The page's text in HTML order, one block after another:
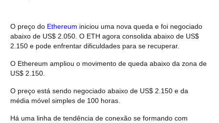
O preço do Ethereum iniciou uma nova queda e foi negociado
abaixo de US$ 2.050. O ETH agora consolida abaixo de US$
2.150 e pode enfrentar dificuldades para se recuperar.
O Ethereum ampliou o movimento de queda abaixo da zona de
US$ 2.150.
O preço está sendo negociado abaixo de US$ 2.150 e da
média móvel simples de 100 horas.
Há uma linha de tendência de conexão se formando com